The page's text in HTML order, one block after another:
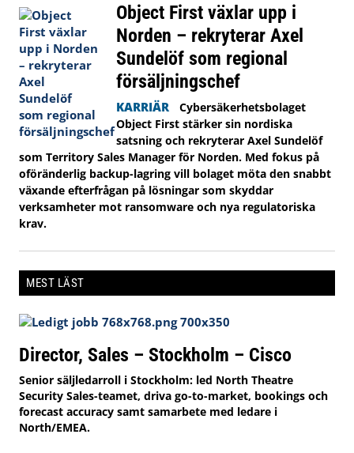
Object First växlar upp i
Norden – rekryterar Axel
Sundelöf som regional
försäljningschef
KARRIÄR
Cybersäkerhetsbolaget
Object First stärker sin nordiska
satsning och rekryterar Axel Sundelöf
som Territory Sales Manager för Norden. Med fokus på
oföränderlig backup-lagring vill bolaget möta den snabbt
växande efterfrågan på lösningar som skyddar
verksamheter mot ransomware och nya regulatoriska
krav.
MEST LÄST
Director, Sales – Stockholm – Cisco
Senior säljledarroll i Stockholm: led North Theatre
Security Sales-teamet, driva go-to-market, bookings och
forecast accuracy samt samarbete med ledare i
North/EMEA.